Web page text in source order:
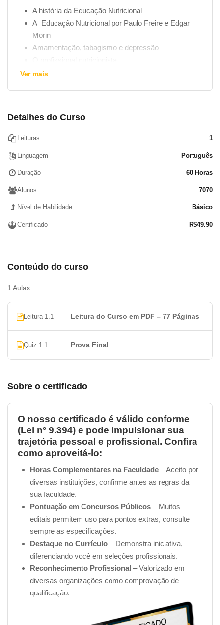
A história da Educação Nutricional
A Educação Nutricional por Paulo Freire e Edgar
Morin
Amamentação, tabagismo e depressão
Principais substâncias naturais
IMC (Índice de Massa Corpórea)
Ver mais
Detalhes do Curso
Leituras 1
Linguagem Português
Duração 60 Horas
Alunos 7070
Nível de Habilidade Básico
Certificado R$49.90
Conteúdo do curso
1 Aulas
Leitura 1.1 Leitura do Curso em PDF – 77 Páginas
Quiz 1.1 Prova Final
Sobre o certificado
O nosso certificado é válido conforme
(Lei nº 9.394) e pode impulsionar sua
trajetória pessoal e profissional. Confira
como aproveitá-lo:
Horas Complementares na Faculdade – Aceito por
diversas instituições, confirme antes as regras da
sua faculdade.
Pontuação em Concursos Públicos – Muitos
editais permitem uso para pontos extras, consulte
sempre as especificações.
Destaque no Currículo – Demonstra iniciativa,
diferenciando você em seleções profissionais.
Reconhecimento Profissional – Valorizado em
diversas organizações como comprovação de
qualificação.